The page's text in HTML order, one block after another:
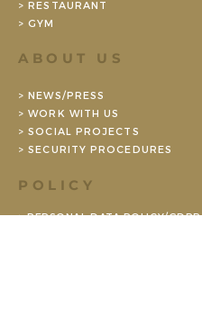
> RESTAURANT
> GYM
ABOUT US
> NEWS/PRESS
> WORK WITH US
> SOCIAL PROJECTS
> SECURITY PROCEDURES
POLICY
> PERSONAL DATA POLICY/GDPR